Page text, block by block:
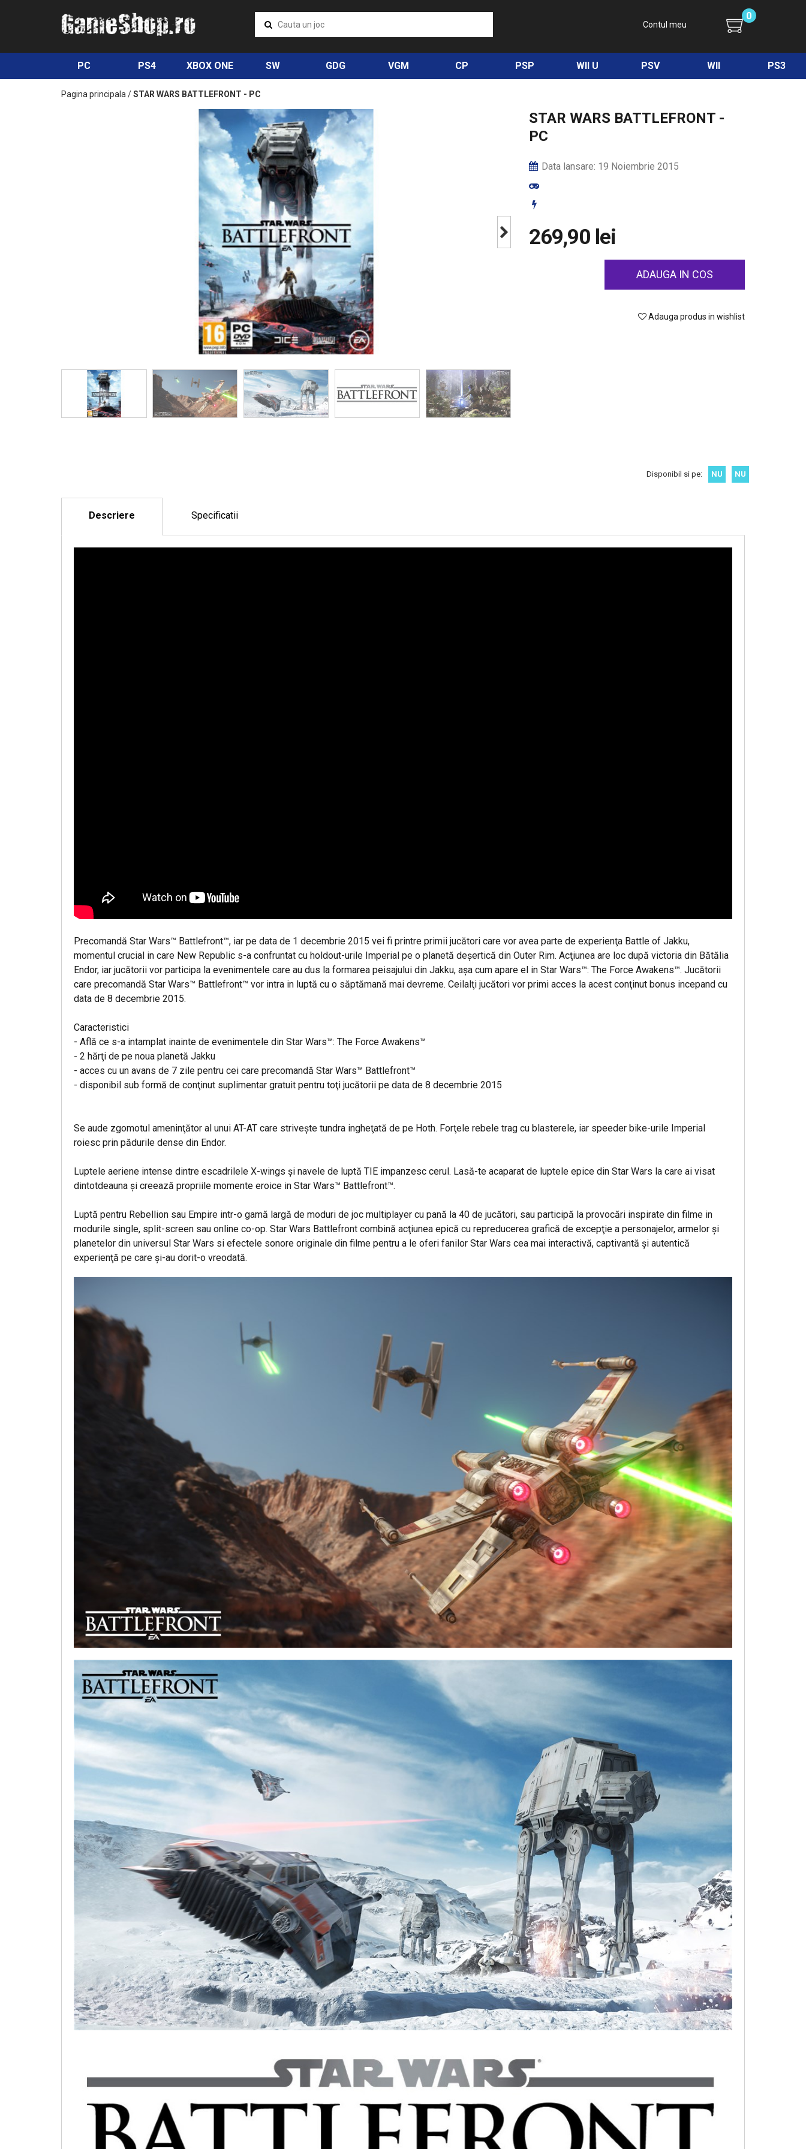
Contul meu
0
PC PS4 XBOX ONE SW GDG VGM CP PSP WII U PSV WII PS3
Pagina principala /STAR WARS BATTLEFRONT - PC
STAR WARS BATTLEFRONT -
PC
Data lansare: 19 Noiembrie 2015
269,90 lei
ADAUGA IN COS
Adauga produs in wishlist
Disponibil si pe: NU NU
Descriere Specificatii
Precomandă Star Wars™ Battlefront™, iar pe data de 1 decembrie 2015 vei fi printre primii jucători care vor avea parte de experienţa Battle of Jakku,
momentul crucial in care New Republic s-a confruntat cu holdout-urile Imperial pe o planetă deşertică din Outer Rim. Acţiunea are loc după victoria din Bătălia
Endor, iar jucătorii vor participa la evenimentele care au dus la formarea peisajului din Jakku, aşa cum apare el in Star Wars™: The Force Awakens™. Jucătorii
care precomandă Star Wars™ Battlefront™ vor intra in luptă cu o săptămană mai devreme. Ceilalţi jucători vor primi acces la acest conţinut bonus incepand cu
data de 8 decembrie 2015.
Caracteristici
- Află ce s-a intamplat inainte de evenimentele din Star Wars™: The Force Awakens™
- 2 hărţi de pe noua planetă Jakku
- acces cu un avans de 7 zile pentru cei care precomandă Star Wars™ Battlefront™
- disponibil sub formă de conţinut suplimentar gratuit pentru toţi jucătorii pe data de 8 decembrie 2015
Se aude zgomotul ameninţător al unui AT-AT care striveşte tundra ingheţată de pe Hoth. Forţele rebele trag cu blasterele, iar speeder bike-urile Imperial
roiesc prin pădurile dense din Endor.
Luptele aeriene intense dintre escadrilele X-wings şi navele de luptă TIE impanzesc cerul. Lasă-te acaparat de luptele epice din Star Wars la care ai visat
dintotdeauna şi creează propriile momente eroice in Star Wars™ Battlefront™.
Luptă pentru Rebellion sau Empire intr-o gamă largă de moduri de joc multiplayer cu pană la 40 de jucători, sau participă la provocări inspirate din filme in
modurile single, split-screen sau online co-op. Star Wars Battlefront combină acţiunea epică cu repreducerea grafică de excepţie a personajelor, armelor şi
planetelor din universul Star Wars si efectele sonore originale din filme pentru a le oferi fanilor Star Wars cea mai interactivă, captivantă şi autentică
experienţă pe care şi-au dorit-o vreodată.